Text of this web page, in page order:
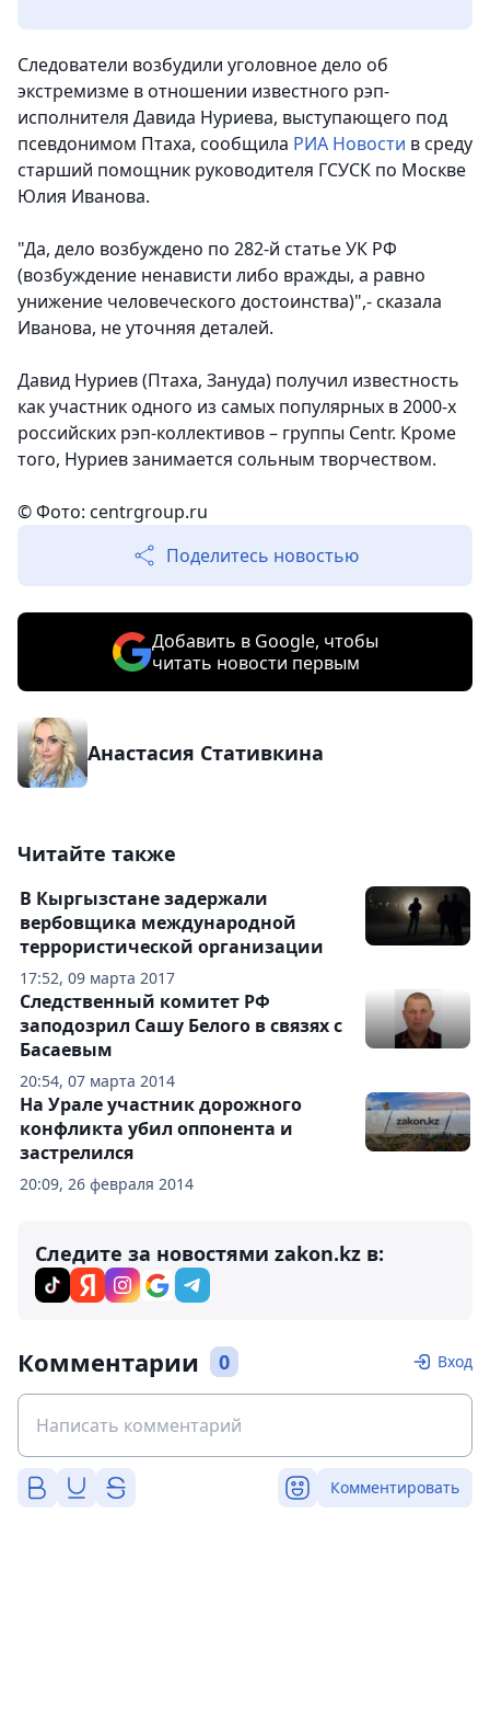
Следователи возбудили уголовное дело об
экстремизме в отношении известного рэп-
исполнителя Давида Нуриева, выступающего под
псевдонимом Птаха, сообщила РИА Новости в среду
старший помощник руководителя ГСУСК по Москве
Юлия Иванова.
"Да, дело возбуждено по 282-й статье УК РФ
(возбуждение ненависти либо вражды, а равно
унижение человеческого достоинства)",- сказала
Иванова, не уточняя деталей.
Давид Нуриев (Птаха, Зануда) получил известность
как участник одного из самых популярных в 2000-х
российских рэп-коллективов – группы Centr. Кроме
того, Нуриев занимается сольным творчеством.
© Фото: centrgroup.ru
Поделитесь новостью
Добавить в Google, чтобы
читать новости первым
Анастасия Стативкина
Читайте также
17:52, 09 марта 2017
В Кыргызстане задержали
вербовщика международной
террористической организации
20:54, 07 марта 2014
Следственный комитет РФ
заподозрил Сашу Белого в связях с
Басаевым
20:09, 26 февраля 2014
На Урале участник дорожного
конфликта убил оппонента и
застрелился
Следите за новостями zakon.kz в:
Комментарии 0 Вход
Комментировать